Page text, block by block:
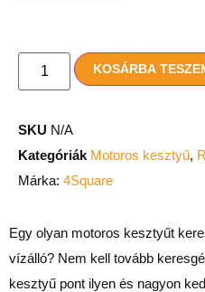
KOSÁRBA
SKU N/A
Kategóriák Motoros kesztyű,
Márka: 4Square
Egy olyan motoros kesztyűt
vízálló? Nem kell tovább
kesztyű pont ilyen és nagyon